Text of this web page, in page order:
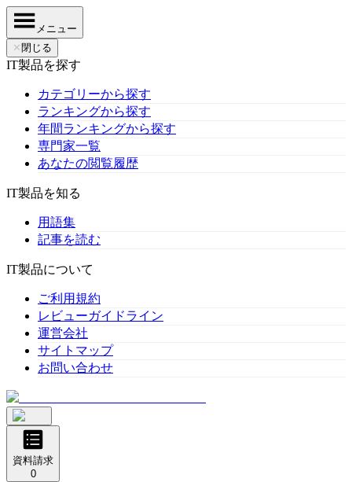
メニュー
✕ 閉じる
IT製品を探す
カテゴリーから探す
ランキングから探す
年間ランキングから探す
専門家一覧
あなたの閲覧履歴
IT製品を知る
用語集
記事を読む
IT製品について
ご利用規約
レビューガイドライン
運営会社
サイトマップ
お問い合わせ
資料請求
0